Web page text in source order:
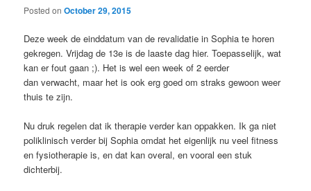
Posted onOctober 29, 2015
Deze week de einddatum van de revalidatie in Sophia te horen
gekregen. Vrijdag de 13e is de laaste dag hier. Toepasselijk, wat
kan er fout gaan ;). Het is wel een week of 2 eerder
dan verwacht, maar het is ook erg goed om straks gewoon weer
thuis te zijn.
Nu druk regelen dat ik therapie verder kan oppakken. Ik ga niet
poliklinisch verder bij Sophia omdat het eigenlijk nu veel fitness
en fysiotherapie is, en dat kan overal, en vooral een stuk
dichterbij.